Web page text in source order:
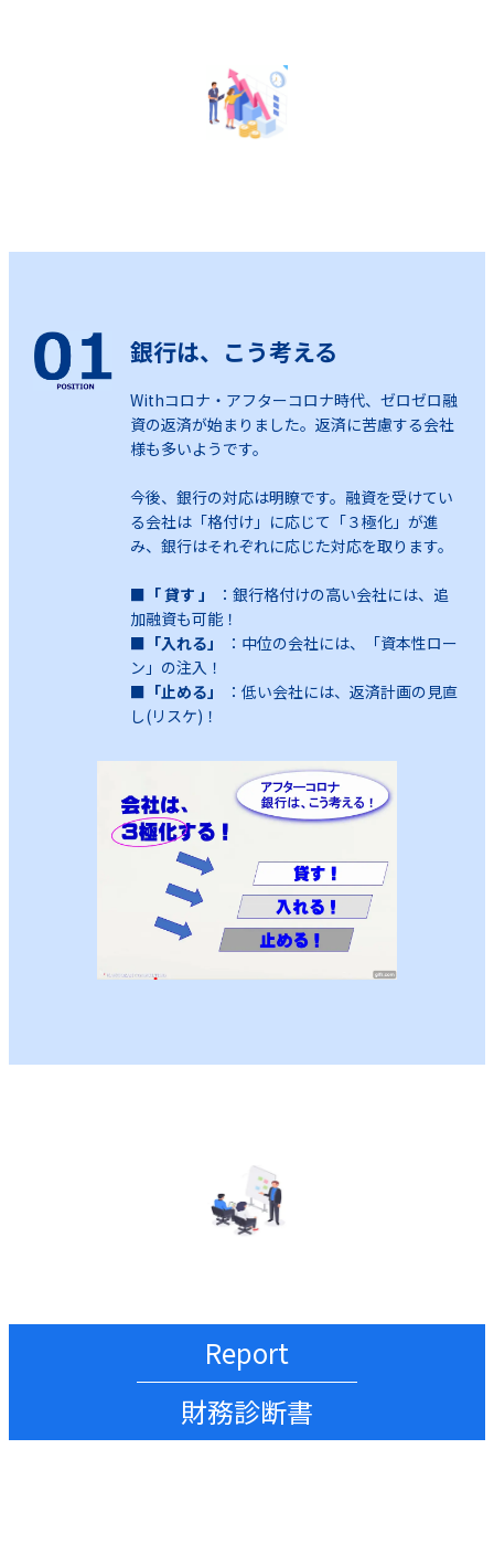
銀行は、こう考える
Withコロナ・アフターコロナ時代、ゼロゼロ融
資の返済が始まりました。返済に苦慮する会社
様も多いようです。
今後、銀行の対応は明瞭です。融資を受けてい
る会社は「格付け」に応じて「３極化」が進
み、銀行はそれぞれに応じた対応を取ります。
■「 貸す 」
：銀行格付けの高い会社には、追
加融資も可能！
■「入れる」
：中位の会社には、「資本性ロー
ン」の注入！
■「止める」
：低い会社には、返済計画の見直
し(リスケ)！
Report
財務診断書